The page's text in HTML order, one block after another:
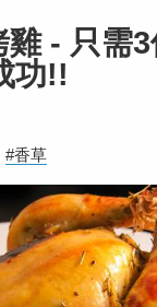
- 只需
功!!
#香草